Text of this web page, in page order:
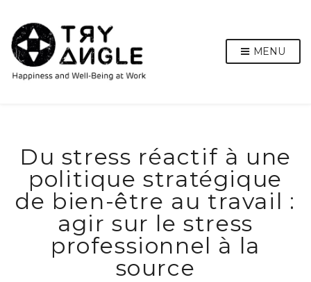
MENU
Du stress réactif à une
politique stratégique
de bien-être au travail :
agir sur le stress
professionnel à la
source